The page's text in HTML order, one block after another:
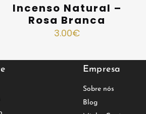
Incenso Natural –
Rosa Branca
3.00€
Empresa
Sobre nós
Blog